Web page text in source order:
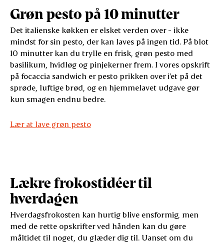
Grøn pesto på 10 minutter
Det italienske køkken er elsket verden over - ikke
mindst for sin pesto, der kan laves på ingen tid. På blot
10 minutter kan du trylle en frisk, grøn pesto med
basilikum, hvidløg og pinjekerner frem. I vores opskrift
på focaccia sandwich er pesto prikken over i’et på det
sprøde, luftige brød, og en hjemmelavet udgave gør
kun smagen endnu bedre.
Lær at lave grøn pesto
Lækre frokostidéer til
hverdagen
Hverdagsfrokosten kan hurtig blive ensformig, men
med de rette opskrifter ved hånden kan du gøre
måltidet til noget, du glæder dig til. Uanset om du